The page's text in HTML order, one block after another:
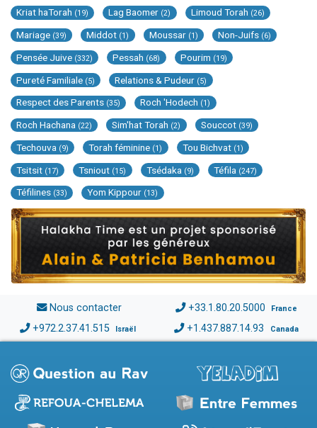
Kriat haTorah (19) Lag Baomer (2) Limoud Torah (26)
Mariage (39) Middot (1) Moussar (1) Non-Juifs (6)
Pensée Juive (332) Pessah (68) Pourim (19)
Pureté Familiale (5) Relations & Pudeur (5)
Respect des Parents (35) Roch 'Hodech (1)
Roch Hachana (22) Sim'hat Torah (2) Souccot (39)
Techouva (9) Torah féminine (1) Tou Bichvat (1)
Tsitsit (17) Tsniout (15) Tsédaka (9) Téfila (247)
Téfilines (33) Yom Kippour (13)
Nous contacter +33.1.80.20.5000 France
+972.2.37.41.515 Israël +1.437.887.14.93 Canada